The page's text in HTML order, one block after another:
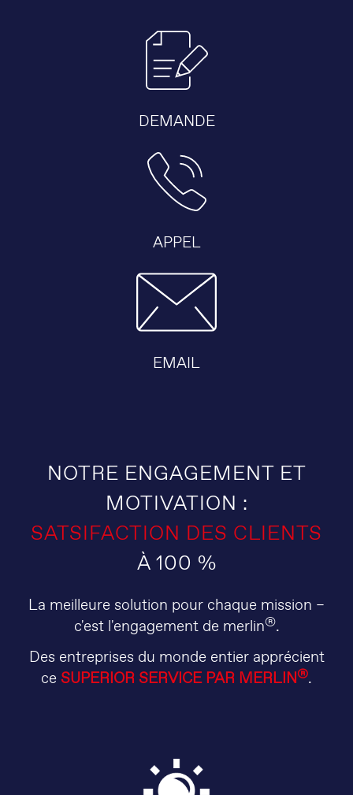
DEMANDE
APPEL
EMAIL
NOTRE ENGAGEMENT ET
MOTIVATION :
SATSIFACTION DES CLIENTS
À 100 %
La meilleure solution pour chaque mission –
c'est l'engagement de merlin®.
Des entreprises du monde entier apprécient
ce SUPERIOR SERVICE PAR MERLIN®.